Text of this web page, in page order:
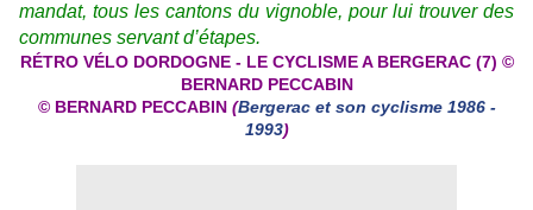
mandat, tous les cantons du vignoble, pour lui trouver des
communes servant d’étapes.
RÉTRO VÉLO DORDOGNE - LE CYCLISME A BERGERAC (7) ©
BERNARD PECCABIN
© BERNARD PECCABIN (Bergerac et son cyclisme 1986 -
1993)